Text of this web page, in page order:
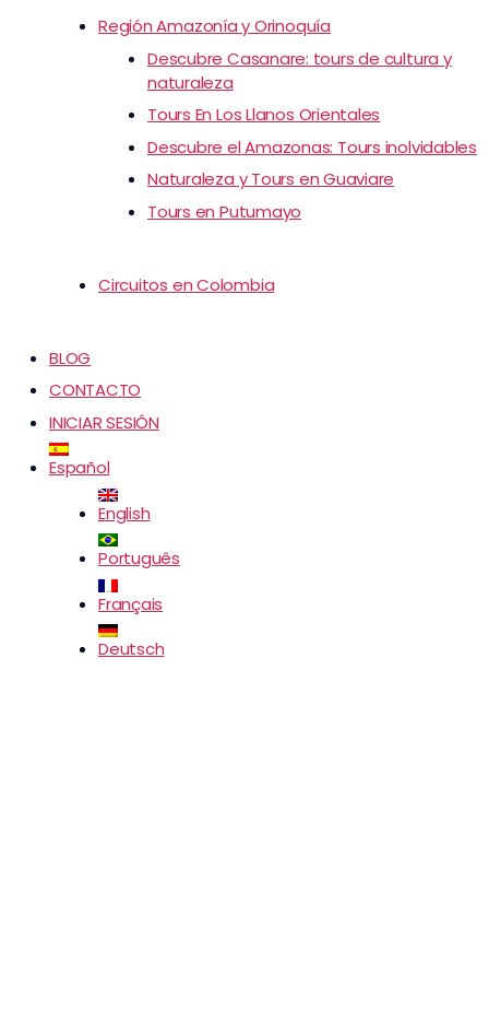
Región Amazonía y Orinoquía
Descubre Casanare: tours de cultura y
naturaleza
Tours En Los Llanos Orientales
Descubre el Amazonas: Tours inolvidables
Naturaleza y Tours en Guaviare
Tours en Putumayo
Circuitos en Colombia
BLOG
CONTACTO
INICIAR SESIÓN
Español
English
Português
Français
Deutsch